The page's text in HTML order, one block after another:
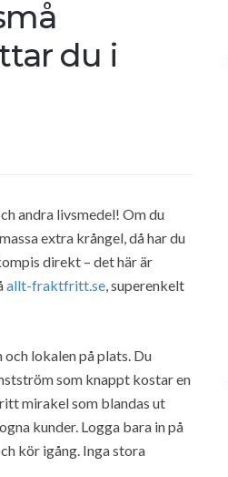
du i
andra livsmedel! Om du
extra krångel, då har du
direkt – det här är
allt-fraktfritt.se, superenkelt
och lokalen på plats. Du
som knappt kostar en
mirakel som blandas ut
kunder. Logga bara in på
kör igång. Inga stora